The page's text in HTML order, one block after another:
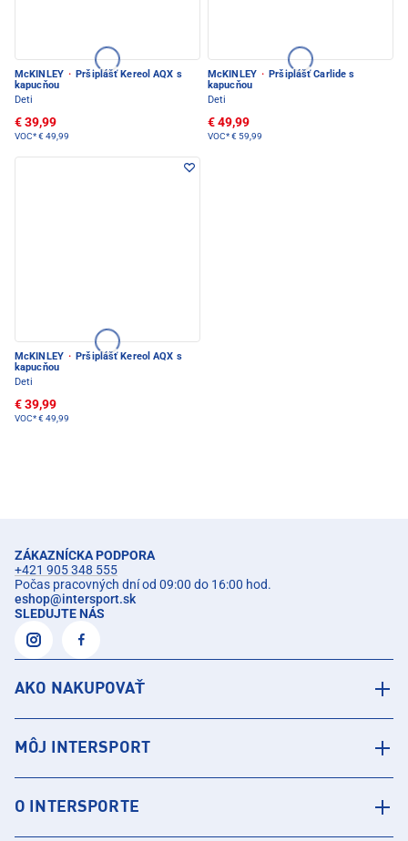
McKINLEY · Pršiplášť Kereol AQX s
kapucňou
Deti
€ 39,99
VOC*€ 49,99
McKINLEY · Pršiplášť Carlide s
kapucňou
Deti
€ 49,99
VOC*€ 59,99
McKINLEY · Pršiplášť Kereol AQX s
kapucňou
Deti
€ 39,99
VOC*€ 49,99
ZÁKAZNÍCKA PODPORA
+421 905 348 555
Počas pracovných dní od 09:00 do 16:00 hod.
eshop@intersport.sk
SLEDUJTE NÁS
AKO NAKUPOVAŤ
MÔJ INTERSPORT
O INTERSPORTE